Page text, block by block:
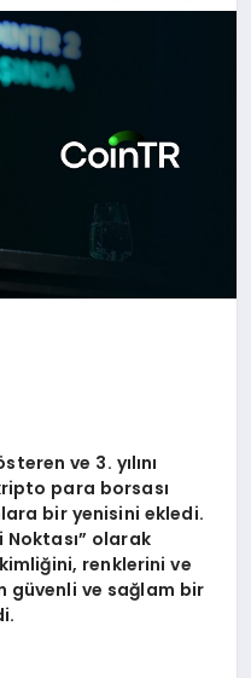
steren ve 3. yılını
para borsası
bir yenisini ekledi.
Noktası” olarak
ğini, renklerini ve
güvenli ve sağlam bir